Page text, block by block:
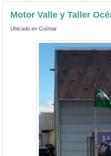
Motor Valle y Taller
Ubicado en Güímar